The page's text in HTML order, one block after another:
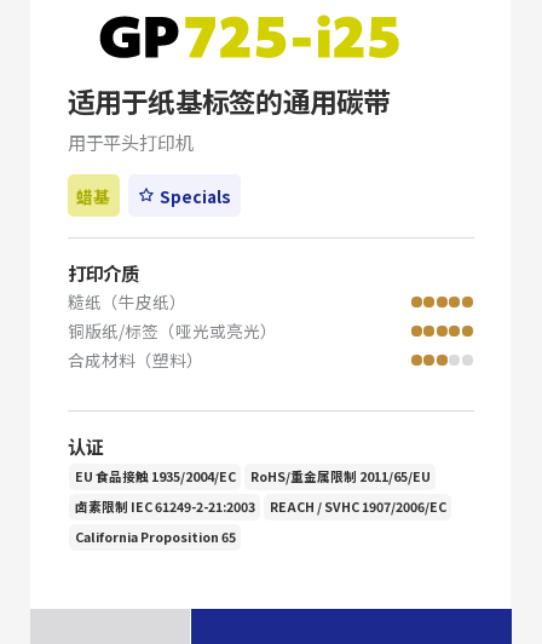
适用于纸基标签的通用碳带
用于平头打印机
蜡基 Specials
打印介质
糙纸（牛皮纸）
铜版纸/标签（哑光或亮光）
合成材料（塑料）
认证
EU 食品接触 1935/2004/EC
RoHS/重金属限制 2011/65/EU
卤素限制 IEC 61249-2-21:2003
REACH / SVHC 1907/2006/EC
California Proposition 65